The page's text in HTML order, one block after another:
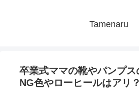
Tamenaru
卒業式ママの靴やパンプス
NG色やローヒールはアリ？